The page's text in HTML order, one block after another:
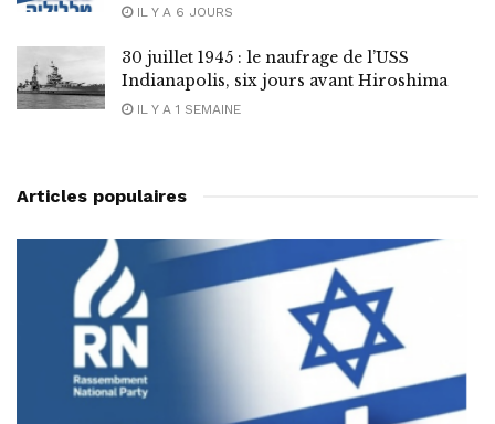
IL Y A 6 JOURS
30 juillet 1945 : le naufrage de l’USS
Indianapolis, six jours avant Hiroshima
IL Y A 1 SEMAINE
Articles populaires